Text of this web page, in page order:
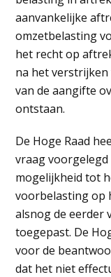
aanvankelijke
omzetbelasting
het recht op
na het
van de aangifte
ontstaan.
De Hoge Raad
vraag
mogelijkheid tot
voorbelasting op
alsnog de eerder
toegepast. De
voor de
dat het niet